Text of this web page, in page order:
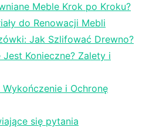
Meble Krok po Kroku?
do Renowacji Mebli
Jak Szlifować Drewno?
Konieczne? Zalety i
i Ochronę
⁤się ‍pytania